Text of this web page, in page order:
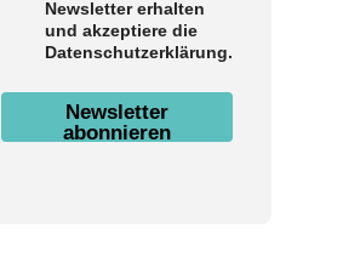
m
Newsletter erhalten
und akzeptiere die
Datenschutzerklärung.
Newsletter
abonnieren